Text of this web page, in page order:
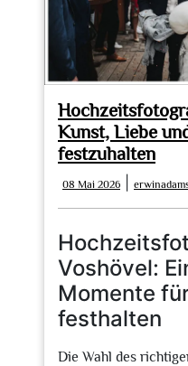
Kunst, Liebe
festzuhalten
08 Mai 2026
Mai
2026
Voshövel:
Momente
festhalten
Die Wahl des